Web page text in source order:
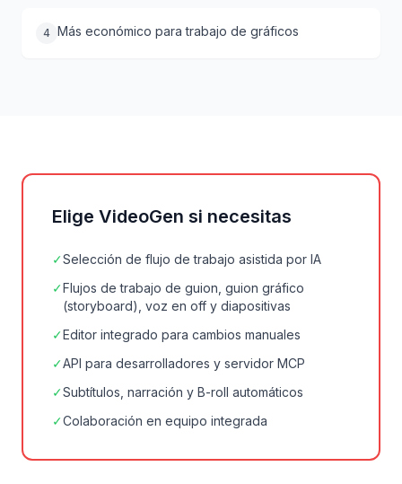
4 Más económico para trabajo de gráficos
Elige VideoGen si necesitas
✓Selección de flujo de trabajo asistida por IA
✓Flujos de trabajo de guion, guion gráfico
(storyboard), voz en off y diapositivas
✓Editor integrado para cambios manuales
✓API para desarrolladores y servidor MCP
✓Subtítulos, narración y B-roll automáticos
✓Colaboración en equipo integrada